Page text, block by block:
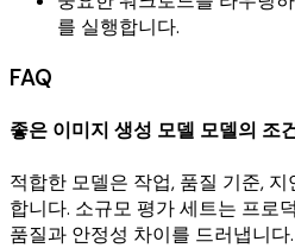
를 실행합니다.
FAQ
좋은 이미지 생성 모델 모델의 조
적합한 모델은 작업, 품질 기준,
합니다. 소규모 평가 세트는 프로
품질과 안정성 차이를 드러냅니다.